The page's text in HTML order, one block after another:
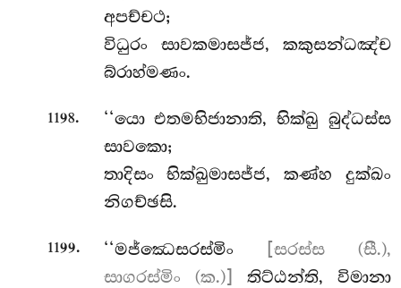
අපච්චථ;
විධුරං සාවකමාසජ්ජ, කකුසන්ධඤ්ච
බ්රාහ්මණං.
1198.
‘‘යො එතමභිජානාති, භික්ඛු බුද්ධස්ස
සාවකො;
තාදිසං භික්ඛුමාසජ්ජ, කණ්හ දුක්ඛං
නිගච්ඡසි.
1199. ‘‘මජ්ඣෙසරස්මිං
[සරස්ස (සී.),
සාගරස්මිං (ක.)]
තිට්ඨන්ති, විමානා